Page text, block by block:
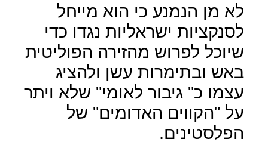
לא מן הנמנע כי הוא מייחל
לסנקציות ישראליות נגדו כדי
שיוכל לפרוש מהזירה הפוליטית
באש ובתימרות עשן ולהציג
עצמו כ" גיבור לאומי" שלא ויתר
על "הקווים האדומים" של
הפלסטינים.